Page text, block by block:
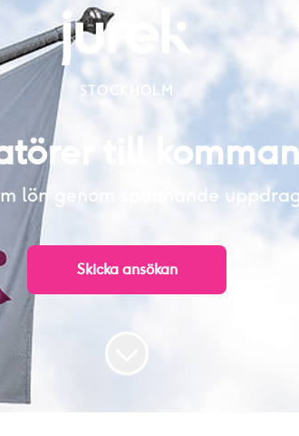
STOCKHOLM
till
lön genom spännande
Skicka ansökan